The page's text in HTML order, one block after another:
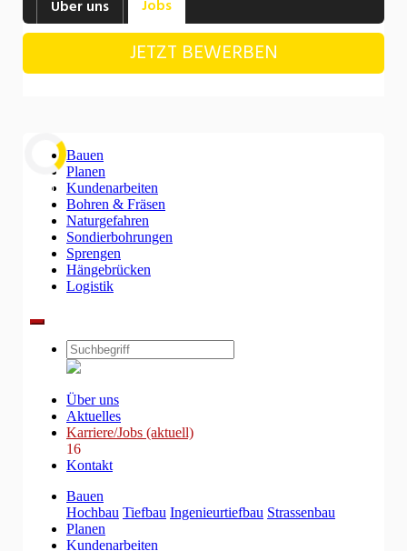
Industrie, Maschinenbau, Anlagenbau,
Produktion
Informatik, Telekommunikation
Körperpflege, Wellness
Marketing, Kommunikation, Medien, Druck
Mechanik, Elektronik, Optik, Textil (Fertigung)
Medizin, Gesundheitswesen, Pflege
Sicherheit, Rettung, Polizei, Zoll
Aussendienst
Über uns Jobs
JETZT BEWERBEN
Laden...